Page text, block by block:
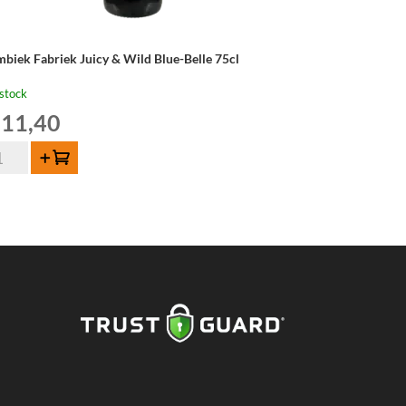
Fabriek Juicy & Wild Blue-Belle 75cl
11,40
Ajouter au panier